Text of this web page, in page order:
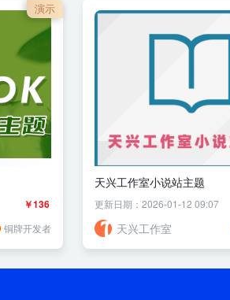
演示
￥136
铜牌开发者
天兴工作室小说站主题
更新日期：2026-01-12 09:07
天兴工作室